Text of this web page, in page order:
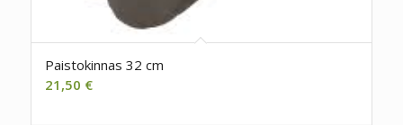
Paistokinnas 32 cm
21,50 €